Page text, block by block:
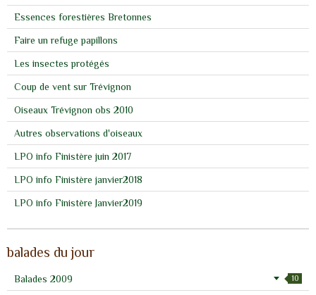
Essences forestières Bretonnes
Faire un refuge papillons
Les insectes protégés
Coup de vent sur Trévignon
Oiseaux Trévignon obs 2010
Autres observations d'oiseaux
LPO info Finistère juin 2017
LPO info Finistère janvier2018
LPO info Finistère Janvier2019
balades du jour
Balades 2009 10